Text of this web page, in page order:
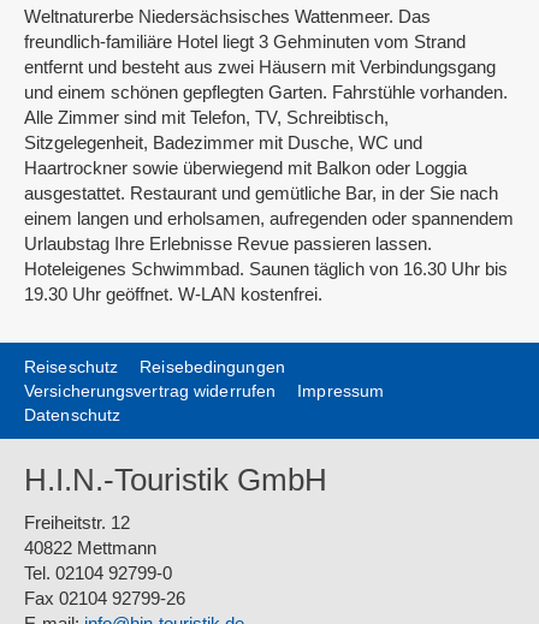
Weltnaturerbe Niedersächsisches Wattenmeer. Das
freundlich-familiäre Hotel liegt 3 Gehminuten vom Strand
entfernt und besteht aus zwei Häusern mit Verbindungsgang
und einem schönen gepflegten Garten. Fahrstühle vorhanden.
Alle Zimmer sind mit Telefon, TV, Schreibtisch,
Sitzgelegenheit, Badezimmer mit Dusche, WC und
Haartrockner sowie überwiegend mit Balkon oder Loggia
ausgestattet. Restaurant und gemütliche Bar, in der Sie nach
einem langen und erholsamen, aufregenden oder spannendem
Urlaubstag Ihre Erlebnisse Revue passieren lassen.
Hoteleigenes Schwimmbad. Saunen täglich von 16.30 Uhr bis
19.30 Uhr geöffnet. W-LAN kostenfrei.
Reiseschutz
Reisebedingungen
Versicherungsvertrag widerrufen
Impressum
Datenschutz
H.I.N.-Touristik GmbH
Freiheitstr. 12
40822 Mettmann
Tel. 02104 92799-0
Fax 02104 92799-26